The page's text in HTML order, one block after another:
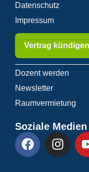
Datenschutz
Impressum
Vertrag
Dozent werden
Newsletter
Raumvermietung
Soziale Medien